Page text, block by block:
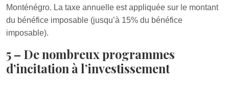
Monténégro. La taxe annuelle est appliquée sur le montant
du bénéfice imposable (jusqu’à 15% du bénéfice
imposable).
5 – De nombreux programmes
d’incitation à l’investissement